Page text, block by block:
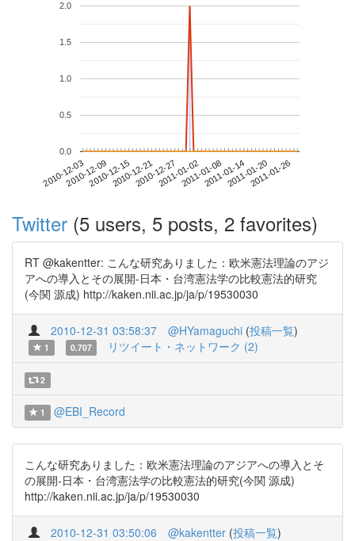
2010-12-032010-12-092010-12-152010-12-212010-12-272011-01-022011-01-082011-01-142011-01-202011-01-26
0.0
0.5
1.0
1.5
2.0
Twitter (5 users, 5 posts, 2 favorites)
RT @kakentter: こんな研究ありました：欧米憲法理論のアジ
アへの導入とその展開-日本・台湾憲法学の比較憲法的研究
(今関 源成) http://kaken.nii.ac.jp/ja/p/19530030
2010-12-31 03:58:37 @HYamaguchi (投稿一覧)
1 0.707 リツイート・ネットワーク (2)
2
1 @EBI_Record
こんな研究ありました：欧米憲法理論のアジアへの導入とそ
の展開-日本・台湾憲法学の比較憲法的研究(今関 源成)
http://kaken.nii.ac.jp/ja/p/19530030
2010-12-31 03:50:06 @kakentter (投稿一覧)